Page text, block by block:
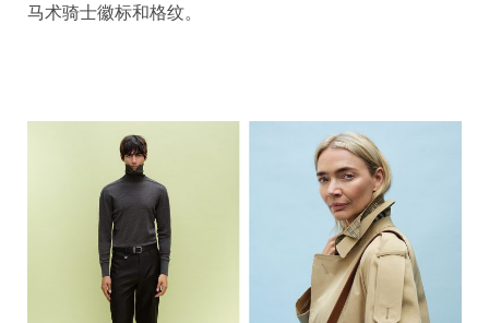
马术骑士徽标和格纹。